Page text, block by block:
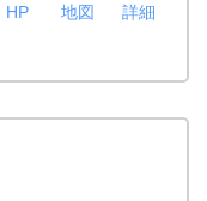
HP 地図 詳細